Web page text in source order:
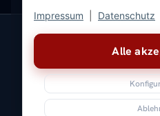
Alle
Impressum Datenschutz
* Alle Preise inkl.
ImpressumDatenschutzAGB